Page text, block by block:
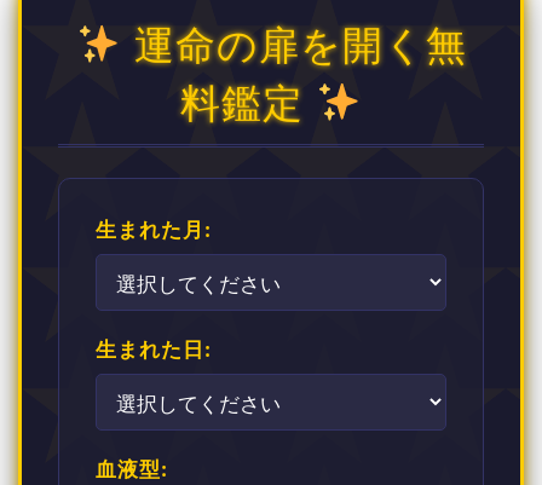
運命の扉を開く無
料鑑定
生まれた月:
生まれた日:
血液型: